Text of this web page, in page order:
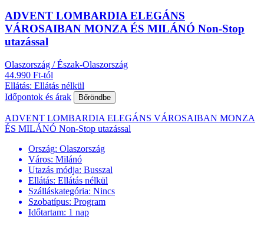
ADVENT LOMBARDIA ELEGÁNS
VÁROSAIBAN MONZA ÉS MILÁNÓ Non-Stop
utazással
Olaszország / Észak-Olaszország
44.990 Ft-tól
Ellátás: Ellátás nélkül
Időpontok és árak
Bőröndbe
ADVENT LOMBARDIA ELEGÁNS VÁROSAIBAN MONZA
ÉS MILÁNÓ Non-Stop utazással
Ország: Olaszország
Város: Milánó
Utazás módja: Busszal
Ellátás: Ellátás nélkül
Szálláskategória: Nincs
Szobatípus: Program
Időtartam: 1 nap